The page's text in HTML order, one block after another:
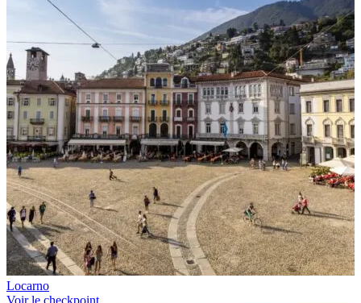
Télécharger GPX
Locarno
Voir le checkpoint